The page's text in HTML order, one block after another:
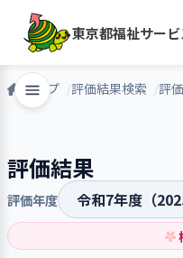
東京都福祉サー
トップ 評価結果検索 評
評価結果
評価年度